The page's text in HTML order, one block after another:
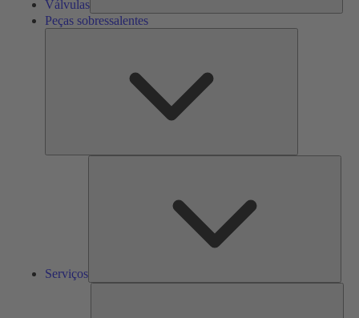
Válvulas
Peças sobressalentes
Serviços